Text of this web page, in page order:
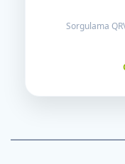
Sorgulama